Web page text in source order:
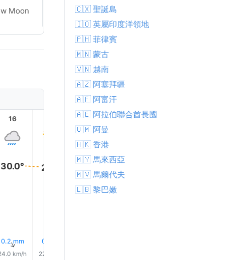
Moon New Moon
16
30.0°
0.2 mm
↑
km/h
29.0°
0.1 mm
22.0 km/h
18
28.0°
19
🇨🇽 聖誕島
🇮🇴 英屬印度洋領地
🇵🇭 菲律賓
🇲🇳 蒙古
🇻🇳 越南
🇦🇿 阿塞拜疆
🇦🇫 阿富汗
🇦🇪 阿拉伯聯合酋長國
🇴🇲 阿曼
🇭🇰 香港
🇲🇾 馬來西亞
🇲🇻 馬爾代夫
🇱🇧 黎巴嫩